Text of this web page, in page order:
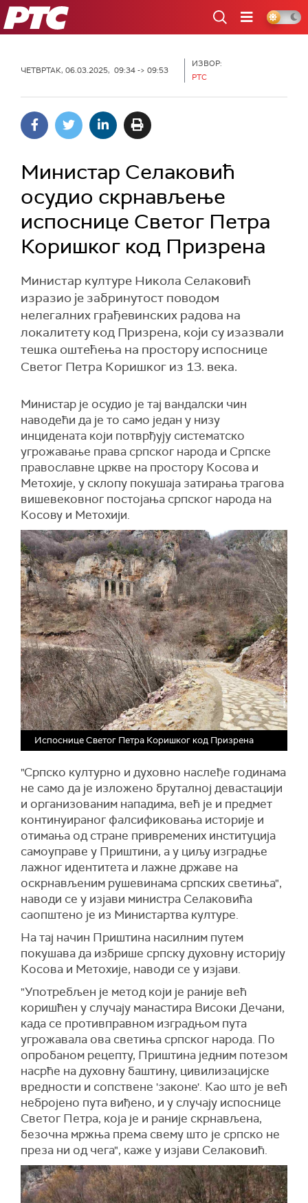
РТС
ЧЕТВРТАК, 06.03.2025, 09:34 -> 09:53
ИЗВОР:
РТС
Министар Селаковић
осудио скрнављење
испоснице Светог Петра
Коришког код Призрена
Министар културе Никола Селаковић
изразио је забринутост поводом
нелегалних грађевинских радова на
локалитету код Призрена, који су изазвали
тешка оштећења на простору испоснице
Светог Петра Коришког из 13. века.
Министар је осудио је тај вандалски чин
наводећи да је то само један у низу
инцидената који потврђују систематско
угрожавање права српског народа и Српске
православне цркве на простору Косова и
Метохије, у склопу покушаја затирања трагова
вишевековног постојања српског народа на
Косову и Метохији.
Испоснице Светог Петра Коришког код Призрена
"Српско културно и духовно наслеђе годинама
не само да је изложено бруталној девастацији
и организованим нападима, већ је и предмет
континуираног фалсификовања историје и
отимања од стране привремених институција
самоуправе у Приштини, а у циљу изградње
лажног идентитета и лажне државе на
оскрнављеним рушевинама српских светиња",
наводи се у изјави министра Селаковића
саопштено је из Министартва културе.
На тај начин Приштина насилним путем
покушава да избрише српску духовну историју
Косова и Метохије, наводи се у изјави.
"Употребљен је метод који је раније већ
коришћен у случају манастира Високи Дечани,
када се противправном изградњом пута
угрожавала ова светиња српског народа. По
опробаном рецепту, Приштина једним потезом
насрће на духовну баштину, цивилизацијске
вредности и сопствене 'законе'. Као што је већ
небројено пута виђено, и у случају испоснице
Светог Петра, која је и раније скрнављена,
безочна мржња према свему што је српско не
преза ни од чега", каже у изјави Селаковић.